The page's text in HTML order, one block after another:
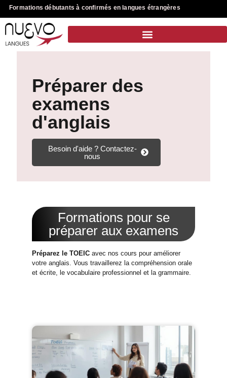
Formations débutants à confirmés en langues étrangères
Préparer des
examens
d'anglais
Besoin d'aide ? Contactez-
nous
Formations pour se
préparer aux examens
Préparez le TOEIC avec nos cours pour améliorer
votre anglais. Vous travaillerez la compréhension orale
et écrite, le vocabulaire professionnel et la grammaire.